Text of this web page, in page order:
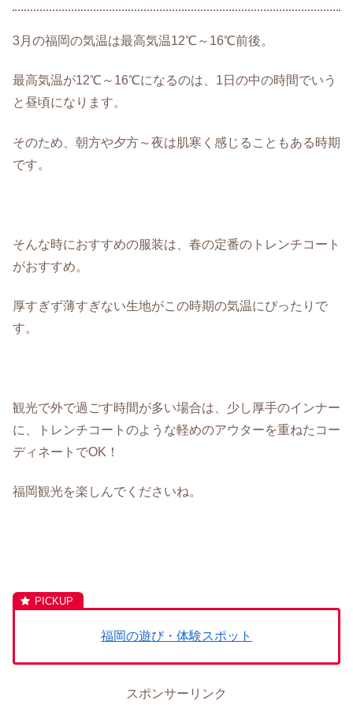
3月の福岡の気温は最高気温12℃～16℃前後。
最高気温が12℃～16℃になるのは、1日の中の時間でいう
と昼頃になります。
そのため、朝方や夕方～夜は肌寒く感じることもある時期
です。
そんな時におすすめの服装は、春の定番のトレンチコート
がおすすめ。
厚すぎず薄すぎない生地がこの時期の気温にぴったりで
す。
観光で外で過ごす時間が多い場合は、少し厚手のインナー
に、トレンチコートのような軽めのアウターを重ねたコー
ディネートでOK！
福岡観光を楽しんでくださいね。
福岡の遊び・体験スポット
スポンサーリンク